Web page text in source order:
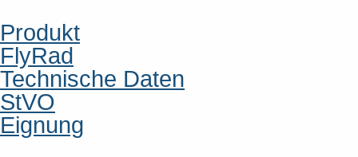
Produkt
FlyRad
Technische Daten
StVO
Eignung